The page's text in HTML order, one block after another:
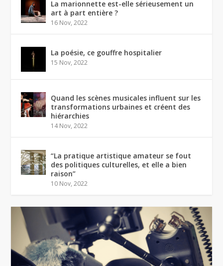
La marionnette est-elle sérieusement un
art à part entière ?
16 Nov, 2022
La poésie, ce gouffre hospitalier
15 Nov, 2022
Quand les scènes musicales influent sur les
transformations urbaines et créent des
hiérarchies
14 Nov, 2022
“La pratique artistique amateur se fout
des politiques culturelles, et elle a bien
raison”
10 Nov, 2022